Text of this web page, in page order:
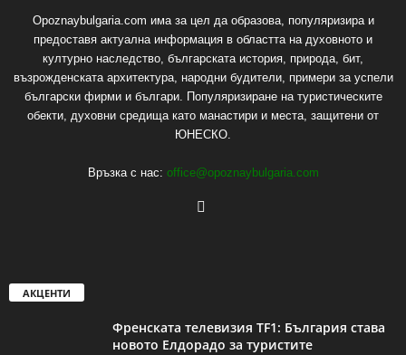
Opoznaybulgaria.com има за цел да образова, популяризира и
предоставя актуална информация в областта на духовното и
културно наследство, българската история, природа, бит,
възрожденската архитектура, народни будители, примери за успели
български фирми и българи. Популяризиране на туристическите
обекти, духовни средища като манастири и места, защитени от
ЮНЕСКО.
Връзка с нас: office@opoznaybulgaria.com
АКЦЕНТИ
Френската телевизия TF1: България става
новото Елдорадо за туристите